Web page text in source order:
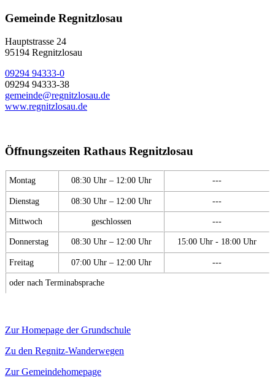
Gemeinde Regnitzlosau
Hauptstrasse 24
95194 Regnitzlosau
09294 94333-0
09294 94333-38
gemeinde@regnitzlosau.de
www.regnitzlosau.de
Öffnungszeiten Rathaus Regnitzlosau
Montag 08:30 Uhr – 12:00 Uhr ---
Dienstag 08:30 Uhr – 12:00 Uhr ---
Mittwoch geschlossen ---
Donnerstag 08:30 Uhr – 12:00 Uhr 15:00 Uhr - 18:00 Uhr
Freitag 07:00 Uhr – 12:00 Uhr ---
oder nach Terminabsprache
Zur Homepage der Grundschule
Zu den Regnitz-Wanderwegen
Zur Gemeindehomepage